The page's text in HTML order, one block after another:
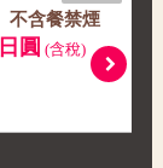
含餐禁煙
圓 (含稅)